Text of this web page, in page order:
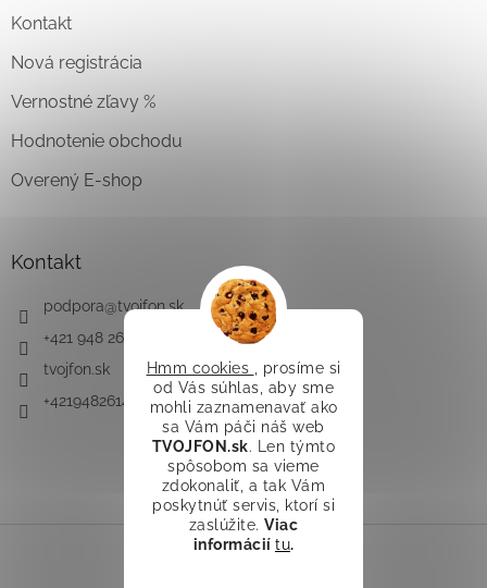
Hmm cookies
, prosíme si
od Vás súhlas, aby sme
mohli zaznamenavať ako
sa Vám páči náš web
TVOJFON.sk. Len týmto
spôsobom sa vieme
zdokonaliť, a tak Vám
poskytnúť servis, ktorí si
zaslúžite.Viac
informácií tu.
Kontakt
Nová registrácia
Vernostné zľavy %
Hodnotenie obchodu
Overený E-shop
Kontakt
podpora@tvojfon.sk
+421 948 261 491
tvojfon.sk
+421948261491